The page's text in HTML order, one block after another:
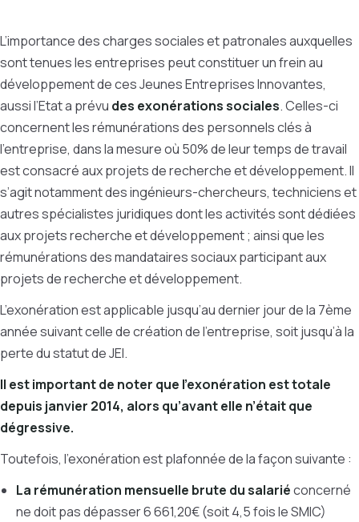
L’importance des charges sociales et patronales auxquelles
sont tenues les entreprises peut constituer un frein au
développement de ces Jeunes Entreprises Innovantes,
aussi l’Etat a prévu des exonérations sociales. Celles-ci
concernent les rémunérations des personnels clés à
l’entreprise, dans la mesure où 50% de leur temps de travail
est consacré aux projets de recherche et développement. Il
s’agit notamment des ingénieurs-chercheurs, techniciens et
autres spécialistes juridiques dont les activités sont dédiées
aux projets recherche et développement ; ainsi que les
rémunérations des mandataires sociaux participant aux
projets de recherche et développement.
L’exonération est applicable jusqu’au dernier jour de la 7ème
année suivant celle de création de l’entreprise, soit jusqu’à la
perte du statut de JEI.
Il est important de noter que l’exonération est totale
depuis janvier 2014, alors qu’avant elle n’était que
dégressive.
Toutefois, l’exonération est plafonnée de la façon suivante :
La rémunération mensuelle brute du salariéconcerné
ne doit pas dépasser 6 661,20€ (soit 4,5 fois le SMIC)